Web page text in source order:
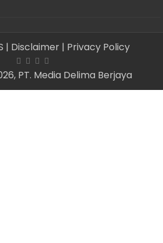
| Disclaimer | Privacy Policy
PT. Media Delima Berjaya